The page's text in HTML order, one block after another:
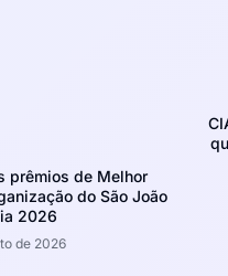
prêmios de Melhor
do São João
2026
de 2026